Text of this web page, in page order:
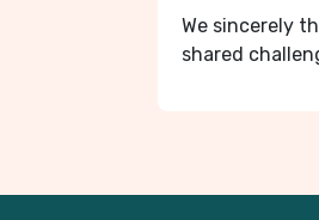
We sincerely
shared